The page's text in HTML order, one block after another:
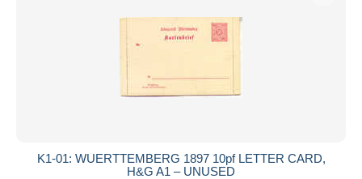
K1-01: WUERTTEMBERG 1897 10pf LETTER CARD,
H&G A1 – UNUSED